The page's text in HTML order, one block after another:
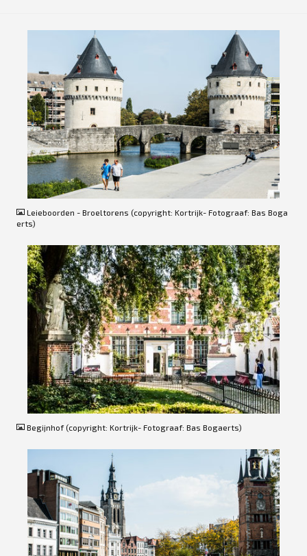
JPG
Leieboorden - Broeltorens (copyright: Kortrijk- Fotograaf: Bas Boga
erts)
JPG
Begijnhof (copyright: Kortrijk- Fotograaf: Bas Bogaerts)